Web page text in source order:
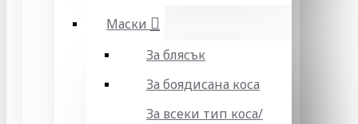
Маски
За блясък
За боядисана коса
За всеки тип коса/